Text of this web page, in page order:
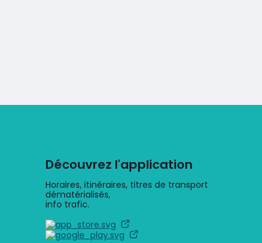
Découvrez l'application
Horaires, itinéraires, titres de transport
dématérialisés,
info trafic.